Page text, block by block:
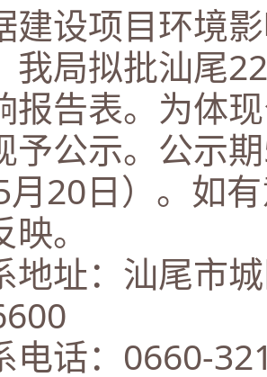
设项目环境影
我局拟批汕尾
报告表。为体
予公示。公示
月20日）。如
映。
址：汕尾市城
话：0660-